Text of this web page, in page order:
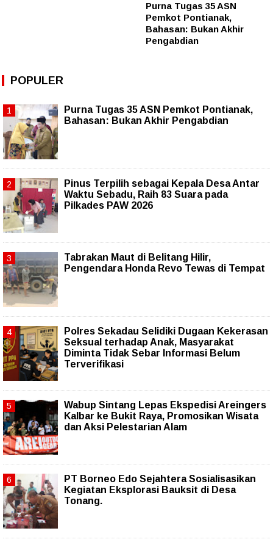
Purna Tugas 35 ASN
Pemkot Pontianak,
Bahasan: Bukan Akhir
Pengabdian
POPULER
Purna Tugas 35 ASN Pemkot Pontianak,
Bahasan: Bukan Akhir Pengabdian
Pinus Terpilih sebagai Kepala Desa Antar
Waktu Sebadu, Raih 83 Suara pada
Pilkades PAW 2026
Tabrakan Maut di Belitang Hilir,
Pengendara Honda Revo Tewas di Tempat
Polres Sekadau Selidiki Dugaan Kekerasan
Seksual terhadap Anak, Masyarakat
Diminta Tidak Sebar Informasi Belum
Terverifikasi
Wabup Sintang Lepas Ekspedisi Areingers
Kalbar ke Bukit Raya, Promosikan Wisata
dan Aksi Pelestarian Alam
PT Borneo Edo Sejahtera Sosialisasikan
Kegiatan Eksplorasi Bauksit di Desa
Tonang.